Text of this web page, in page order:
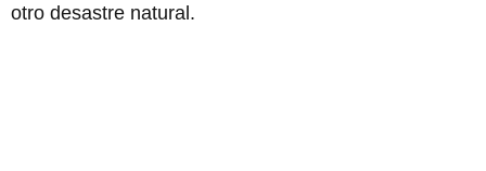
otro desastre natural.